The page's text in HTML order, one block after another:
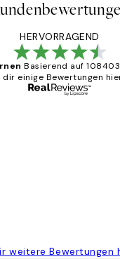
HERVORRAGEND
Basierend auf
dir einige Bewertungen
weitere Bewertungen